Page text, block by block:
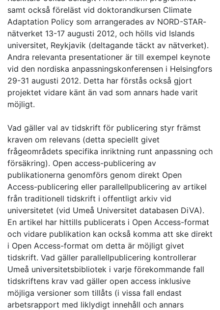
samt också föreläst vid doktorandkursen Climate
Adaptation Policy som arrangerades av NORD-STAR-
nätverket 13-17 augusti 2012, och hölls vid Islands
universitet, Reykjavik (deltagande täckt av nätverket).
Andra relevanta presentationer är till exempel keynote
vid den nordiska anpassningskonferensen i Helsingfors
29-31 augusti 2012. Detta har förstås också gjort
projektet vidare känt än vad som annars hade varit
möjligt.
Vad gäller val av tidskrift för publicering styr främst
kraven om relevans (detta speciellt givet
frågeområdets specifika inriktning runt anpassning och
försäkring). Open access-publicering av
publikationerna genomförs genom direkt Open
Access-publicering eller parallellpublicering av artikel
från traditionell tidskrift i offentligt arkiv vid
universitetet (vid Umeå Universitet databasen DiVA).
En artikel har hittills publicerats i Open Access-format
och vidare publikation kan också komma att ske direkt
i Open Access-format om detta är möjligt givet
tidskrift. Vad gäller parallellpublicering kontrollerar
Umeå universitetsbibliotek i varje förekommande fall
tidskriftens krav vad gäller open access inklusive
möjliga versioner som tillåts (i vissa fall endast
arbetsrapport med liklydigt innehåll och annars